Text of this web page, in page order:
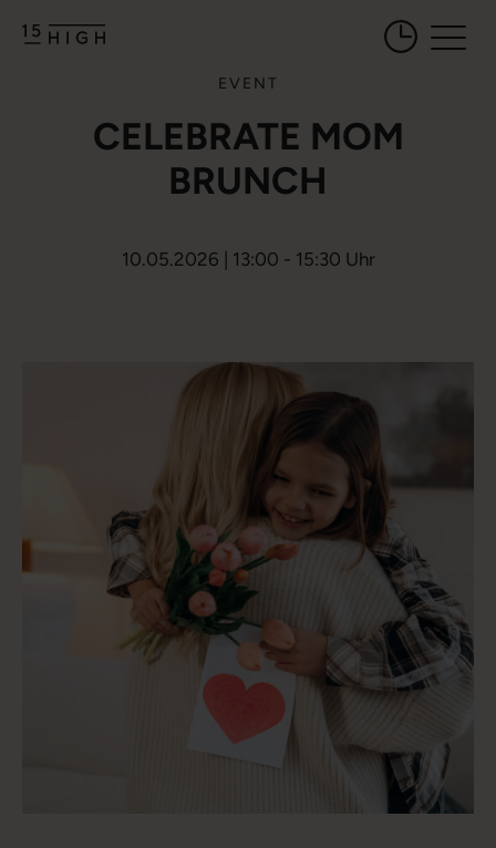
Öffnungszeiten
EVENT
CELEBRATE MOM
BRUNCH
10.05.2026 | 13:00 - 15:30 Uhr